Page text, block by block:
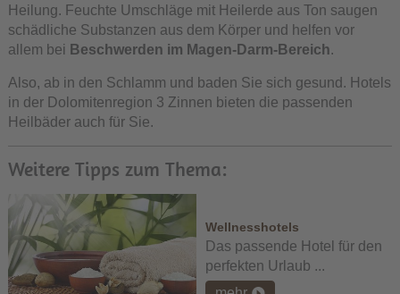
Heilung. Feuchte Umschläge mit Heilerde aus Ton saugen
schädliche Substanzen aus dem Körper und helfen vor
allem bei Beschwerden im Magen-Darm-Bereich.
Also, ab in den Schlamm und baden Sie sich gesund. Hotels
in der Dolomitenregion 3 Zinnen bieten die passenden
Heilbäder auch für Sie.
Weitere Tipps zum Thema:
Wellnesshotels
Das passende Hotel für den
perfekten Urlaub ...